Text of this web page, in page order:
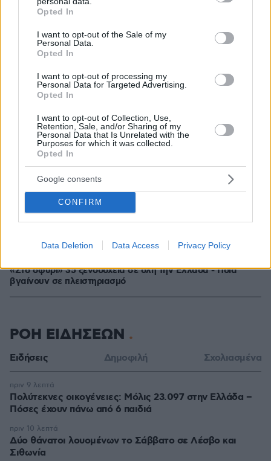
grant or deny consent to Google and its third-party tags to
use your data for below specified purposes in below Google
consent section.
Opted In
I want to opt-out of the Sale of my
Personal Data.
Opted In
I want to opt-out of processing my
Personal Data for Targeted Advertising.
Opted In
I want to opt-out of Collection, Use,
Retention, Sale, and/or Sharing of my
Personal Data that Is Unrelated with the
Purposes for which it was collected.
Opted In
Google consents
CONFIRM
Data Deletion Data Access Privacy Policy
«Στο σφυρί» 35 ξενοδοχεία σε όλη την Ελλάδα - Ποια
βγαίνουν σε πλειστηριασμό
ΡΟΗ ΕΙΔΗΣΕΩΝ
Ειδήσεις Δημοφιλή Σχολιασμένα
Πολύτεκνες οικογένειες: Μόλις 23.097 στην Ελλάδα –
Πόσες έχουν πάνω από 6 παιδιά
πριν 9 λεπτά
Δύο θάνατοι λουομένων το Σάββατο σε Λέσβο και
Σιθωνία
πριν 10 λεπτά